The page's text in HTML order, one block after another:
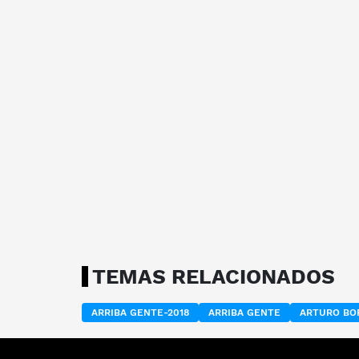
TEMAS RELACIONADOS
ARRIBA GENTE-2018 ARRIBA GENTE ARTURO